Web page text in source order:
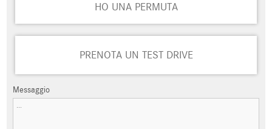
HO UNA PERMUTA
PRENOTA UN TEST DRIVE
Messaggio